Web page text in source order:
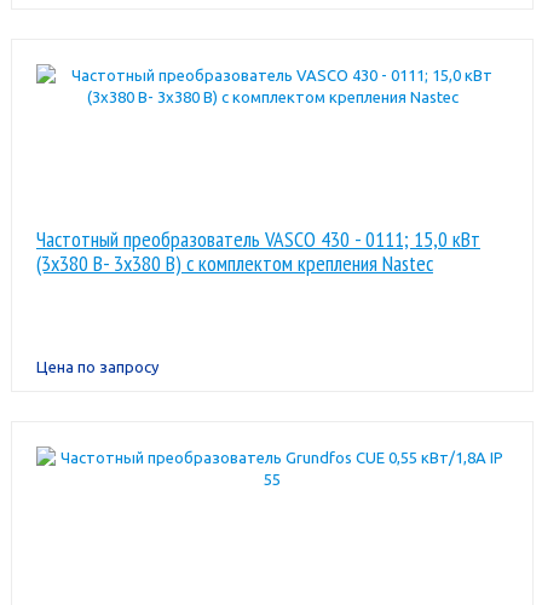
Частотный преобразователь VASCO 430 - 0111; 15,0 кВт
(3x380 В- 3x380 В) с комплектом крепления Nastec
Цена по запросу